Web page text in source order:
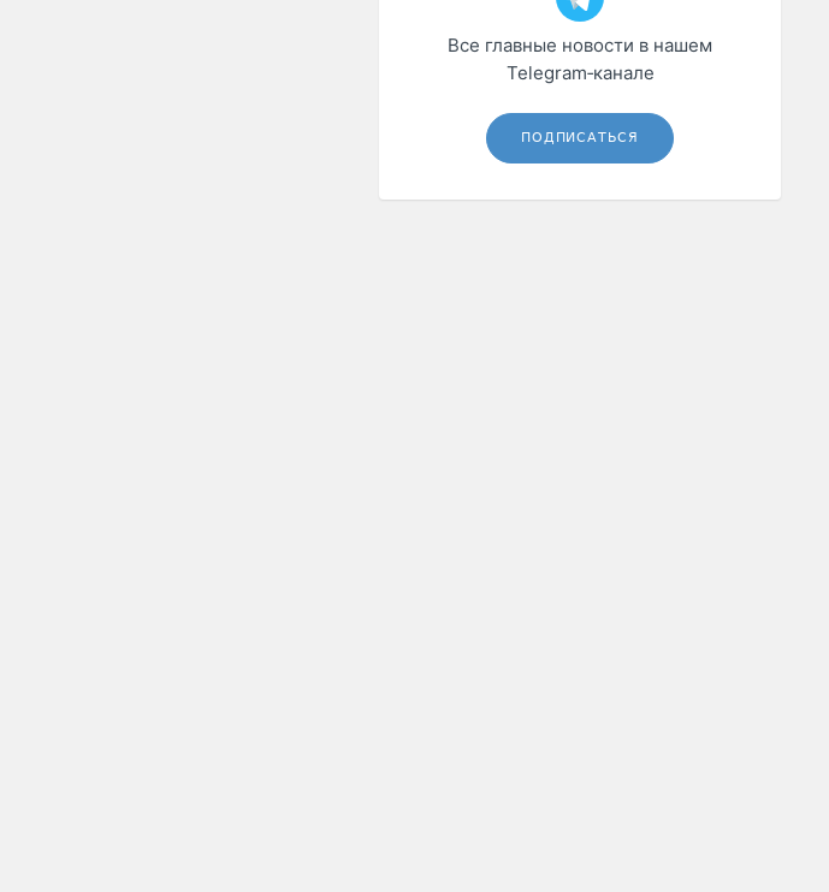
Все главные новости в нашем
Telegram‑канале
ПОДПИСАТЬСЯ